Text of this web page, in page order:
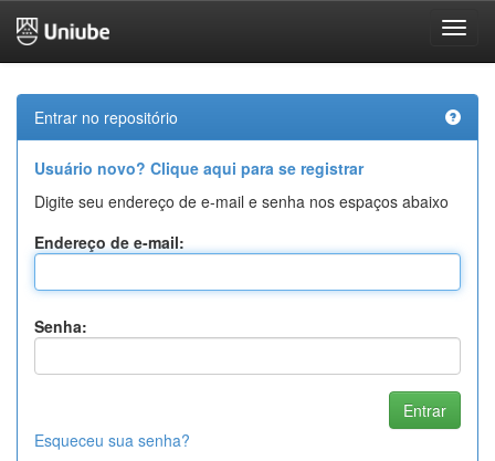
navigation
Entrar no repositório
Usuário novo? Clique aqui para se registrar
Digite seu endereço de e-mail e senha nos espaços abaixo
Endereço de e-mail:
Senha:
Esqueceu sua senha?